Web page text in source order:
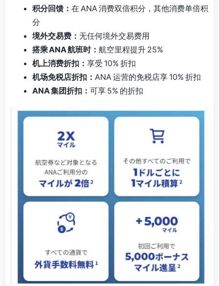
积分回馈： 在 ANA 消费双倍积分，其他消费单倍积
分
境外交易费： 无任何境外交易费用
搭乘 ANA 航班时： 航空里程提升 25%
机上消费折扣： 享受 10% 折扣
机场免税店折扣： ANA 运营的免税店享 10% 折扣
ANA 集团折扣： 可享 5% 的折扣